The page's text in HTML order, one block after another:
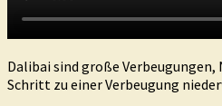
Dalibai sind große
Schritt zu einer Verbeugung